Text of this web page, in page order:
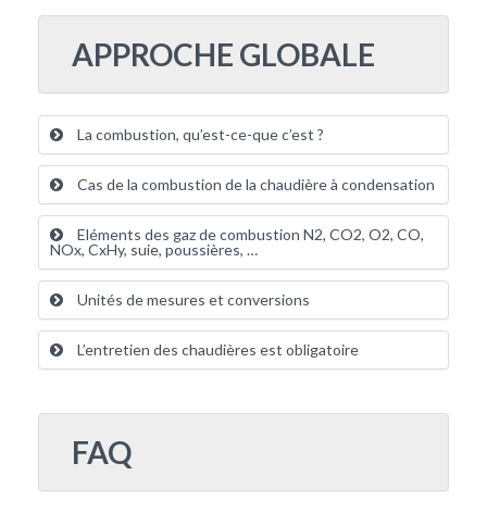
APPROCHE GLOBALE
La combustion, qu’est-ce-que c’est ?
Cas de la combustion de la chaudière à condensation
Eléments des gaz de combustion N2, CO2, O2, CO,
NOx, CxHy, suie, poussières, …
Unités de mesures et conversions
L’entretien des chaudières est obligatoire
FAQ